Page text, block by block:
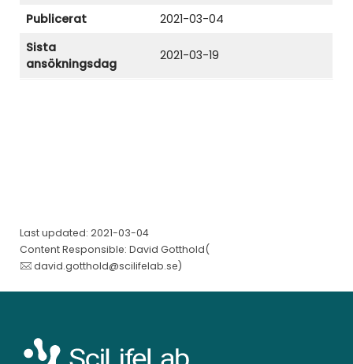
Publicerat
2021-03-04
Sista
ansökningsdag
2021-03-19
Last updated: 2021-03-04
Content Responsible: David Gotthold(
david.gotthold@scilifelab.se)